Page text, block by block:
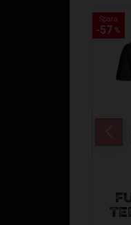
Spara
57 %
Spara
57 %